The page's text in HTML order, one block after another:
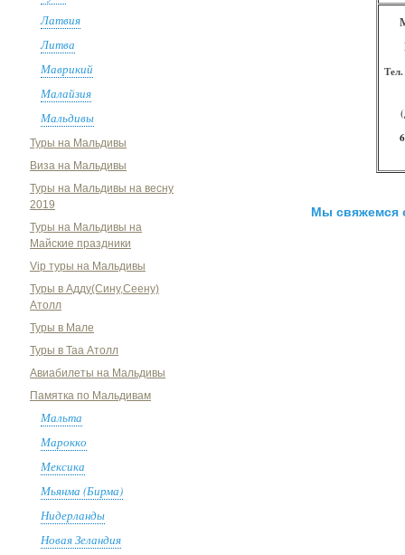
Латвия
Литва
Маврикий
Малайзия
Мальдивы
Туры на Мальдивы
Виза на Мальдивы
Туры на Мальдивы на весну
2019
Туры на Мальдивы на
Майские праздники
Vip туры на Мальдивы
Туры в Адду(Сину,Сеену)
Атолл
Туры в Мале
Туры в Таа Атолл
Авиабилеты на Мальдивы
Памятка по Мальдивам
Мальта
Марокко
Мексика
Мьянма (Бирма)
Нидерланды
Новая Зеландия
Мы свяжемся